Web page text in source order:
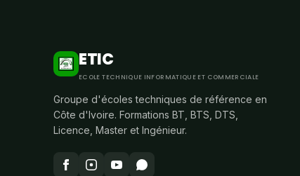
ETIC
ECOLE TECHNIQUE INFORMATIQUE ET COMMERCIALE
Groupe d'écoles techniques de référence en
Côte d'Ivoire. Formations BT, BTS, DTS,
Licence, Master et Ingénieur.